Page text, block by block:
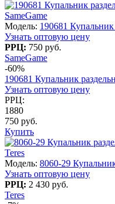
SameGame
Модель: 190681
Узнать оптовую цену
РРЦ: 750 руб.
SameGame
-60%
190681 Купальник
Узнать оптовую цену
РРЦ:
1880
750 руб.
Купить
Teres
Модель: 8060-29
Узнать оптовую цену
РРЦ: 2 430 руб.
Teres